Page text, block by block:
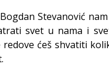
Stevanović
svet u nama i
ćeš shvatiti